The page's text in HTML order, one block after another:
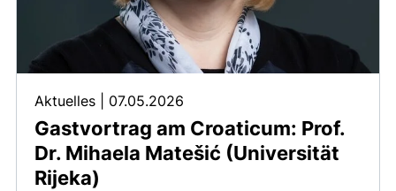
Gastvortrag am Croaticum: Prof.
Dr. Mihaela Matešić (Universität
Rijeka)
Aktuelles 07.05.2026